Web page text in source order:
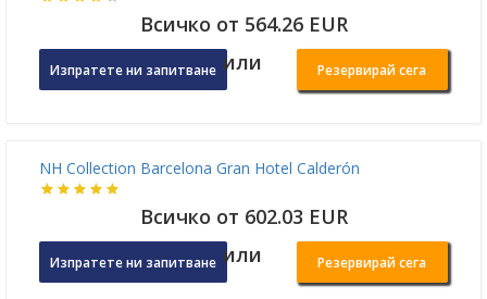
Всичко от 564.26 EUR
Изпратете ни запитване или Резервирай сега
NH Collection Barcelona Gran Hotel Calderón
Всичко от 602.03 EUR